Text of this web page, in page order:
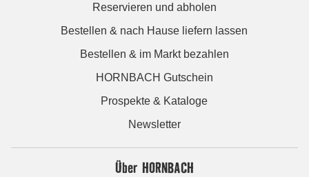
Reservieren und abholen
Bestellen & nach Hause liefern lassen
Bestellen & im Markt bezahlen
HORNBACH Gutschein
Prospekte & Kataloge
Newsletter
Über HORNBACH